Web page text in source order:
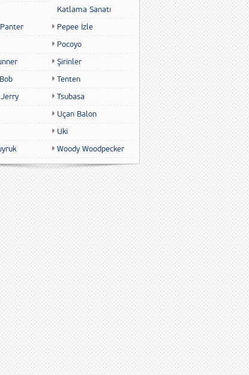
Katlama Sanatı
Pepee İzle
Pocoyo
Şirinler
Tenten
Tsubasa
Uçan Balon
Uki
Woody Woodpecker